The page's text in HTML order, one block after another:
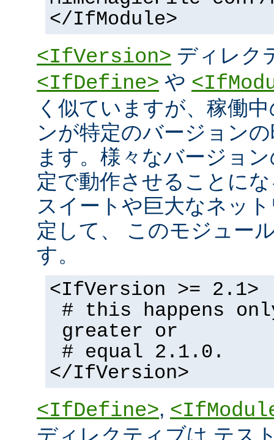
</IfModule>
<IfVersion> ディレク
<IfDefine> や
く似ていますが、稼働
ンが特定のバージョン
ます。様々なバージョ
定で動作させることに
スイートや巨大なネッ
定して、 このモジュー
す。
<IfVersion >= 2.1>
# this happens
greater or
# equal 2.1.0.
</IfVersion>
<IfDefine>,
ディレクティブは テス